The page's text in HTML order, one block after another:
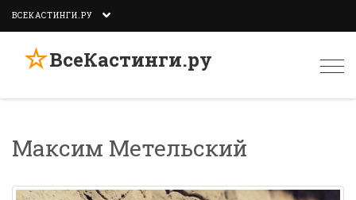
ВСЕКАСТИНГИ.РУ
☆ВсеКастинги.ру
Максим Метельский